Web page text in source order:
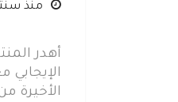
منذ
أهدر
الأخيرة